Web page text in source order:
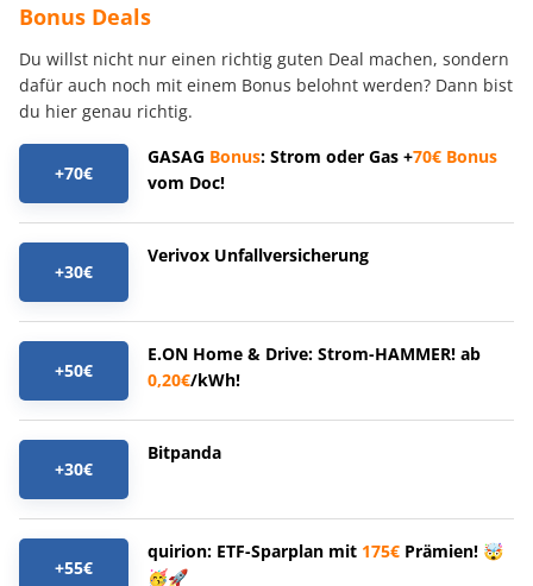
Bonus Deals
Du willst nicht nur einen richtig guten Deal machen, sondern
dafür auch noch mit einem Bonus belohnt werden? Dann bist
du hier genau richtig.
+70€
GASAG Bonus: Strom oder Gas +70€ Bonus
vom Doc!
+30€
Verivox Unfallversicherung
+50€
E.ON Home & Drive: Strom-HAMMER! ab
0,20€/kWh!
+30€
Bitpanda
+55€
quirion: ETF-Sparplan mit 175€ Prämien! 🤯
🥳🚀